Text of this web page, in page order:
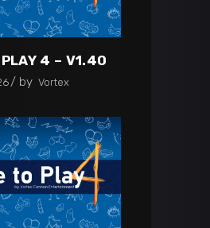
PLAY 4 – V1.40
by Vortex